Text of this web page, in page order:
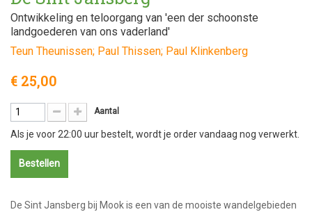
Ontwikkeling en teloorgang van 'een der schoonste
landgoederen van ons vaderland'
Teun Theunissen; Paul Thissen; Paul Klinkenberg
€ 25,00
Aantal
Als je voor 22:00 uur bestelt, wordt je order vandaag nog verwerkt.
Bestellen
De Sint Jansberg bij Mook is een van de mooiste wandelgebieden